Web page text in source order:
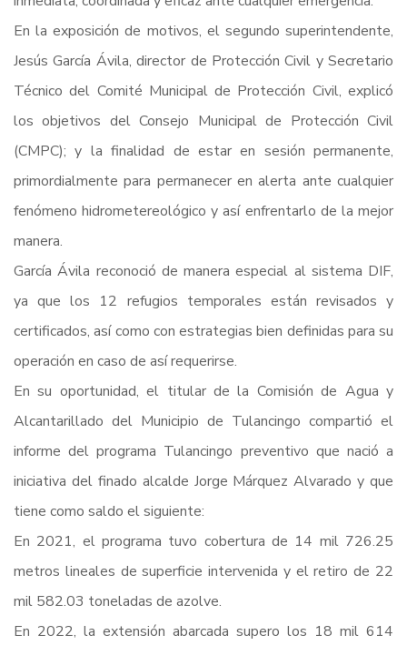
En la exposición de motivos, el segundo superintendente,
Jesús García Ávila, director de Protección Civil y Secretario
Técnico del Comité Municipal de Protección Civil, explicó
los objetivos del Consejo Municipal de Protección Civil
(CMPC); y la finalidad de estar en sesión permanente,
primordialmente para permanecer en alerta ante cualquier
fenómeno hidrometereológico y así enfrentarlo de la mejor
manera.
García Ávila reconoció de manera especial al sistema DIF,
ya que los 12 refugios temporales están revisados y
certificados, así como con estrategias bien definidas para su
operación en caso de así requerirse.
En su oportunidad, el titular de la Comisión de Agua y
Alcantarillado del Municipio de Tulancingo compartió el
informe del programa Tulancingo preventivo que nació a
iniciativa del finado alcalde Jorge Márquez Alvarado y que
tiene como saldo el siguiente:
En 2021, el programa tuvo cobertura de 14 mil 726.25
metros lineales de superficie intervenida y el retiro de 22
mil 582.03 toneladas de azolve.
En 2022, la extensión abarcada supero los 18 mil 614